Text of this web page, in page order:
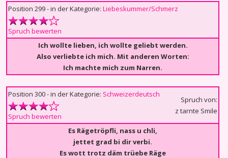
Position 299 - in der Kategorie: Liebeskummer/Schmerz
Spruch bewerten
Ich wollte lieben, ich wollte geliebt werden.
Also verliebte ich mich. Mit anderen Worten:
Ich machte mich zum Narren.
Position 300 - in der Kategorie: Schweizerdeutsch
Spruch bewerten
Spruch von:
z tarnte Smile
Es Rägetröpfli, nass u chli,
jettet grad bi dir verbi.
Es wott trotz däm trüebe Räge